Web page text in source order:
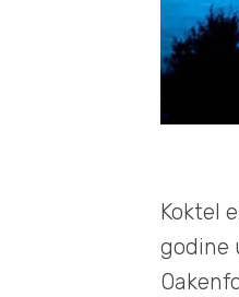
Koktel
godine